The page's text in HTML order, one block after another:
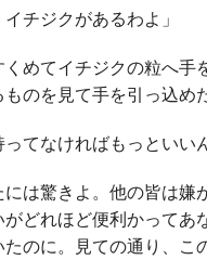
チジクがあるわよ」
めてイチジクの粒へ手
のを見て手を引っ込めた
ってなければもっといい
には驚きよ。他の皆は嫌
どれほど便利かってあ
のに。見ての通り、こ